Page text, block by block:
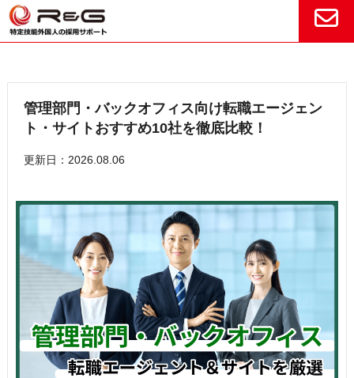
管理部門・バックオフィス向け転職エージェン
ト・サイトおすすめ10社を徹底比較！
更新日：2026.08.06